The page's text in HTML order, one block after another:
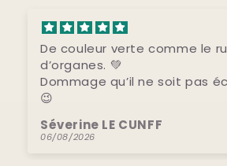
Il est très beau.
Je suis ravie de l’offrir à mon
comprendra très bien le
vivre ses douleurs au
Séverine LE CUNFF
06/08/2026